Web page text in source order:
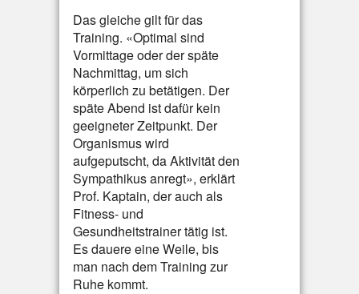
Das gleiche gilt für das
Training. «Optimal sind
Vormittage oder der späte
Nachmittag, um sich
körperlich zu betätigen. Der
späte Abend ist dafür kein
geeigneter Zeitpunkt. Der
Organismus wird
aufgeputscht, da Aktivität den
Sympathikus anregt», erklärt
Prof. Kaptain, der auch als
Fitness- und
Gesundheitstrainer tätig ist.
Es dauere eine Weile, bis
man nach dem Training zur
Ruhe kommt.